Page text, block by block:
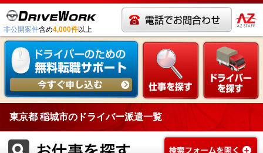
非公開案件含め4,000件以上
東京都 稲城市のドライバー派遣一覧